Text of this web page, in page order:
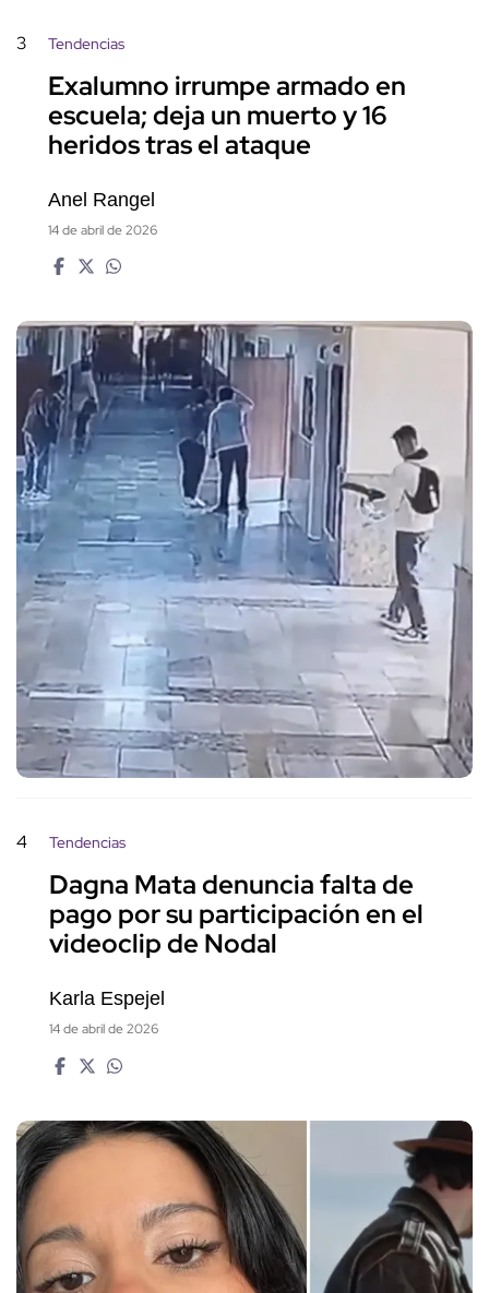
3 Tendencias
Exalumno irrumpe armado en
escuela; deja un muerto y 16
heridos tras el ataque
Anel Rangel
14 de abril de 2026
4 Tendencias
Dagna Mata denuncia falta de
pago por su participación en el
videoclip de Nodal
Karla Espejel
14 de abril de 2026